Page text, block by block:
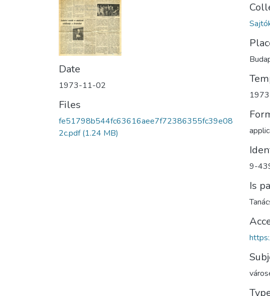
Date
1973-11-02
Files
fe51798b544fc63616aee7f72386355fc39e08
2c.pdf(1.24 MB)
1973
9-
Is